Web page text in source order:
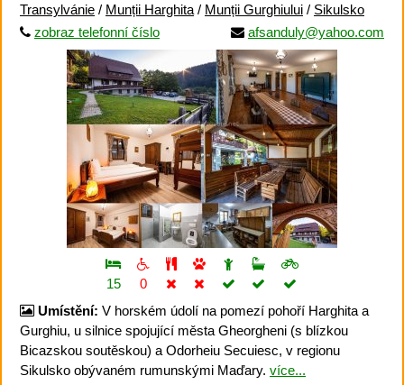
Transylvánie / Munții Harghita / Munții Gurghiului / Sikulsko
zobraz telefonní číslo
afsanduly@yahoo.com
15
0
Umístění: V horském údolí na pomezí pohoří Harghita a
Gurghiu, u silnice spojující města Gheorgheni (s blízkou
Bicazskou soutěskou) a Odorheiu Secuiesc, v regionu
Sikulsko obývaném rumunskými Maďary. více...